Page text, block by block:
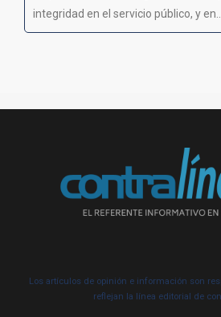
integridad en el servicio público, y en...
Los artículos de opinión e información son
reflejan la línea editorial de